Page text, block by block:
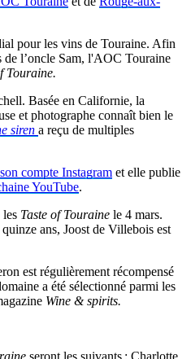
pour les vins de Touraine. Afin
de l’oncle Sam, l'AOC Touraine
Touraine.
Basée en Californie, la
et photographe connaît bien le
siren a reçu de multiples
son compte Instagram et elle publie
YouTube.
les Taste of Touraine le 4 mars.
ans, Joost de Villebois est
est régulièrement récompensé
a été sélectionné parmi les
Wine & spirits.
seront les suivants : Charlotte